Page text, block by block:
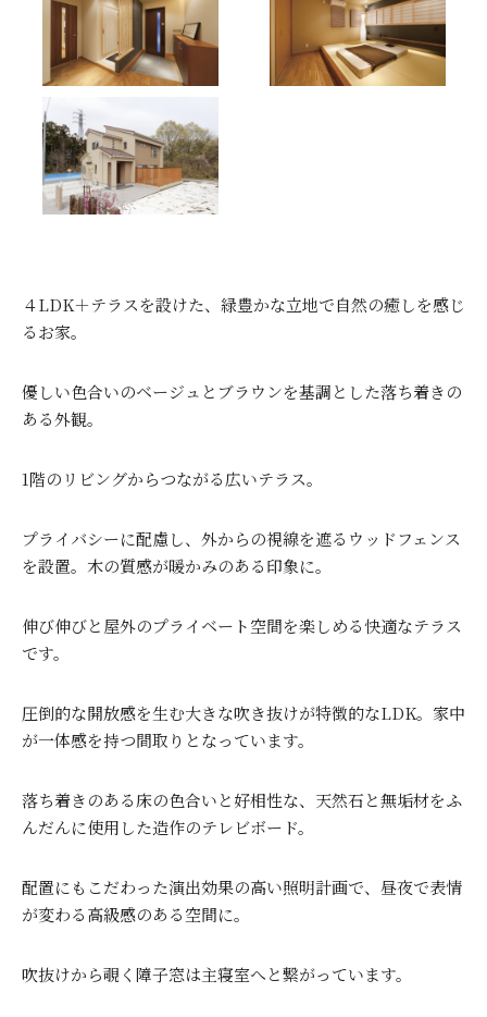
４LDK＋テラスを設けた、緑豊かな立地で自然の癒しを感じ
るお家。
優しい色合いのベージュとブラウンを基調とした落ち着きの
ある外観。
1階のリビングからつながる広いテラス。
プライバシーに配慮し、外からの視線を遮るウッドフェンス
を設置。木の質感が暖かみのある印象に。
伸び伸びと屋外のプライベート空間を楽しめる快適なテラス
です。
圧倒的な開放感を生む大きな吹き抜けが特徴的なLDK。家中
が一体感を持つ間取りとなっています。
落ち着きのある床の色合いと好相性な、天然石と無垢材をふ
んだんに使用した造作のテレビボード。
配置にもこだわった演出効果の高い照明計画で、昼夜で表情
が変わる高級感のある空間に。
吹抜けから覗く障子窓は主寝室へと繋がっています。